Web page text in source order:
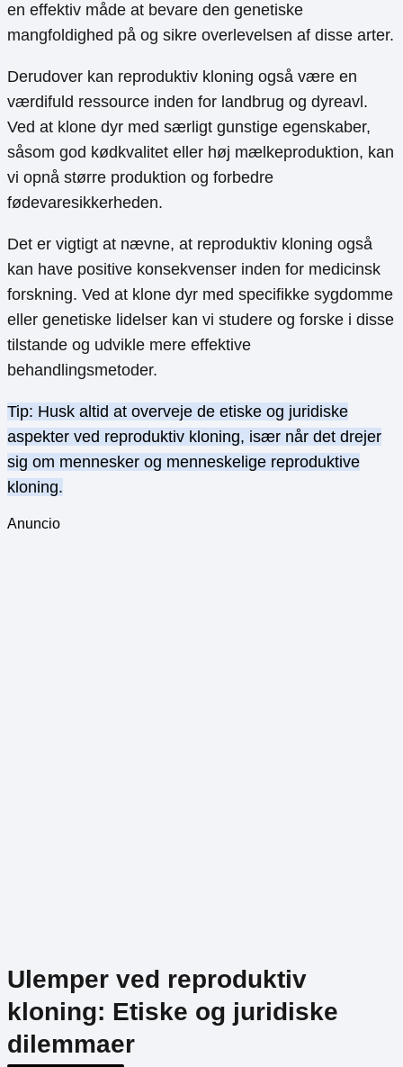
en effektiv måde at bevare den genetiske
mangfoldighed på og sikre overlevelsen af disse arter.
Derudover kan reproduktiv kloning også være en
værdifuld ressource inden for landbrug og dyreavl.
Ved at klone dyr med særligt gunstige egenskaber,
såsom god kødkvalitet eller høj mælkeproduktion, kan
vi opnå større produktion og forbedre
fødevaresikkerheden.
Det er vigtigt at nævne, at reproduktiv kloning også
kan have positive konsekvenser inden for medicinsk
forskning. Ved at klone dyr med specifikke sygdomme
eller genetiske lidelser kan vi studere og forske i disse
tilstande og udvikle mere effektive
behandlingsmetoder.
Tip: Husk altid at overveje de etiske og juridiske
aspekter ved reproduktiv kloning, især når det drejer
sig om mennesker og menneskelige reproduktive
kloning.
Anuncio
Ulemper ved reproduktiv
kloning: Etiske og juridiske
dilemmaer